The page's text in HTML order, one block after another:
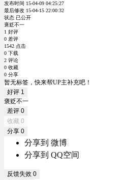
发布时间 15-04-09 04:25:27
最后修改 15-04-15 22:00:32
状态 已公开
褒贬不一
1 好评
0 差评
1542 点击
0 下载
2 评论
0 收藏
0 分享
暂无标签，快来帮UP主补充吧！
好评 1
褒贬不一
差评 0
收藏 0
分享 0
分享到 微博
分享到 QQ空间
反馈失效 0